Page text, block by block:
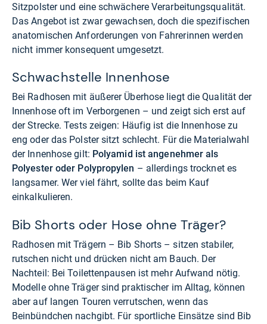
Sitzpolster und eine schwächere Verarbeitungsqualität.
Das Angebot ist zwar gewachsen, doch die spezifischen
anatomischen Anforderungen von Fahrerinnen werden
nicht immer konsequent umgesetzt.
Schwachstelle Innenhose
Bei Radhosen mit äußerer Überhose liegt die Qualität der
Innenhose oft im Verborgenen – und zeigt sich erst auf
der Strecke. Tests zeigen: Häufig ist die Innenhose zu
eng oder das Polster sitzt schlecht. Für die Materialwahl
der Innenhose gilt: Polyamid ist angenehmer als
Polyester oder Polypropylen – allerdings trocknet es
langsamer. Wer viel fährt, sollte das beim Kauf
einkalkulieren.
Bib Shorts oder Hose ohne Träger?
Radhosen mit Trägern – Bib Shorts – sitzen stabiler,
rutschen nicht und drücken nicht am Bauch. Der
Nachteil: Bei Toilettenpausen ist mehr Aufwand nötig.
Modelle ohne Träger sind praktischer im Alltag, können
aber auf langen Touren verrutschen, wenn das
Beinbündchen nachgibt. Für sportliche Einsätze sind Bib